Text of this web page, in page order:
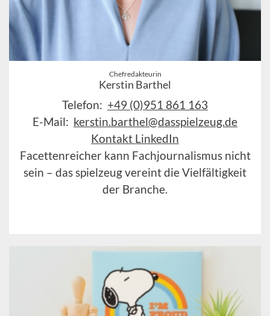
Chefredakteurin
Kerstin Barthel
Telefon: +49 (0)951 861 163
E-Mail: kerstin.barthel@dasspielzeug.de
Kontakt LinkedIn
Facettenreicher kann Fachjournalismus nicht
sein – das spielzeug vereint die Vielfältigkeit
der Branche.